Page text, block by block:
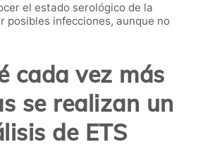
el estado serológico de la
posibles infecciones, aunque no
cada vez más
se realizan un
de ETS